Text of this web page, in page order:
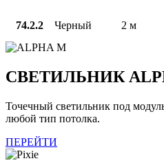
74.2.2 Черный 2 м
СВЕТИЛЬНИК
Точечный светильник под
любой тип потолка.
ПЕРЕЙТИ